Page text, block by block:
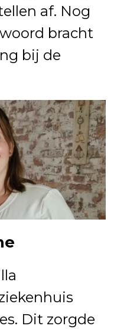
af. Nog
bracht
bij de
Dit zorgde